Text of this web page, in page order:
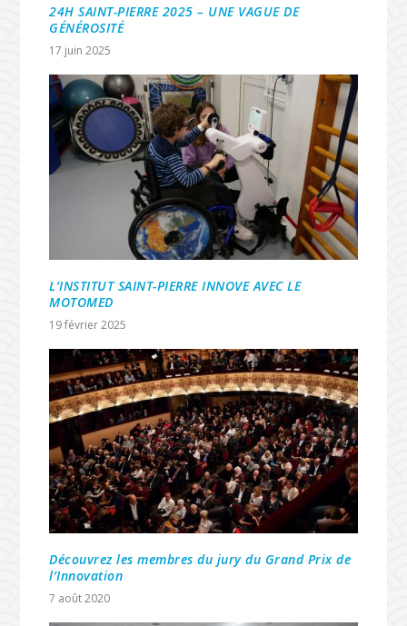
24H SAINT-PIERRE 2025 – UNE VAGUE DE
GÉNÉROSITÉ
17 juin 2025
L’INSTITUT SAINT-PIERRE INNOVE AVEC LE
MOTOMED
19 février 2025
Découvrez les membres du jury du Grand Prix de
l’Innovation
7 août 2020